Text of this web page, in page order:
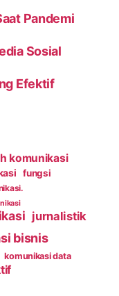
Pandemi
Sosial
Efektif
komunikasi
fungsi
jurnalistik
bisnis
komunikasi data